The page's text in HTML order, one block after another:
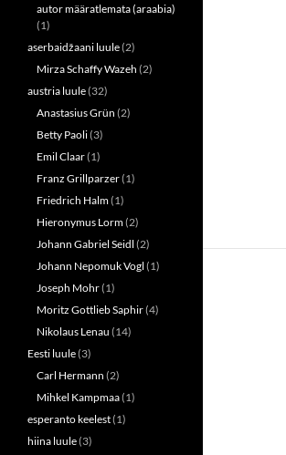
autor määratlemata (araabia)
(1)
aserbaidžaani luule(2)
Mirza Schaffy Wazeh (2)
austria luule(32)
Anastasius Grün (2)
Betty Paoli(3)
Emil Claar(1)
Franz Grillparzer(1)
Friedrich Halm(1)
Hieronymus Lorm(2)
Johann Gabriel Seidl (2)
Johann Nepomuk Vogl (1)
Joseph Mohr(1)
Moritz Gottlieb Saphir(4)
Nikolaus Lenau (14)
Eesti luule(3)
Carl Hermann (2)
Mihkel Kampmaa(1)
esperanto keelest(1)
hiina luule(3)